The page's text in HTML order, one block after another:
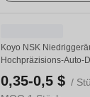
Koyo NSK
Hochpräzisions-Auto-
Dac407641/ 38 ...
0,35-0,5 $ /